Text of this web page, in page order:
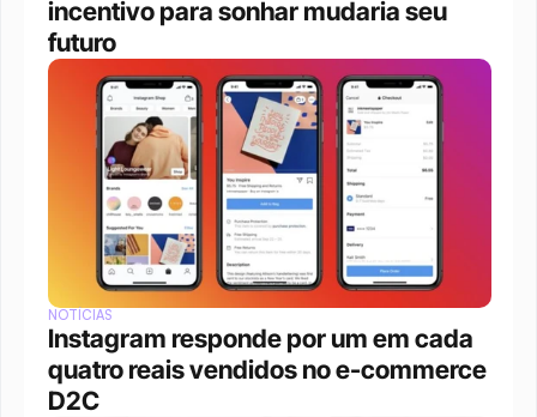
incentivo para sonhar mudaria seu
futuro
NOTÍCIAS
Instagram responde por um em cada
quatro reais vendidos no e-commerce
D2C